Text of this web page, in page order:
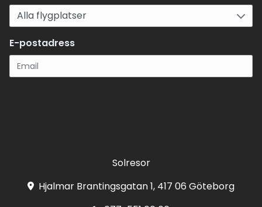
E-postadress
Solresor
Hjalmar Brantingsgatan 1, 417 06 Göteborg